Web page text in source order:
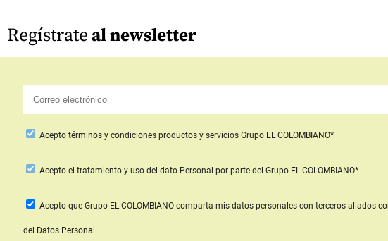
Regístrateal newsletter
Acepto términos y condiciones productos y servicios Grupo EL COLOMBIANO*
Aceptoel tratamiento y uso del dato Personal por parte del Grupo EL COLOMBIANO*
Acepto que Grupo EL COLOMBIANO comparta mis datos personales con terceros aliados
del Datos Personal.